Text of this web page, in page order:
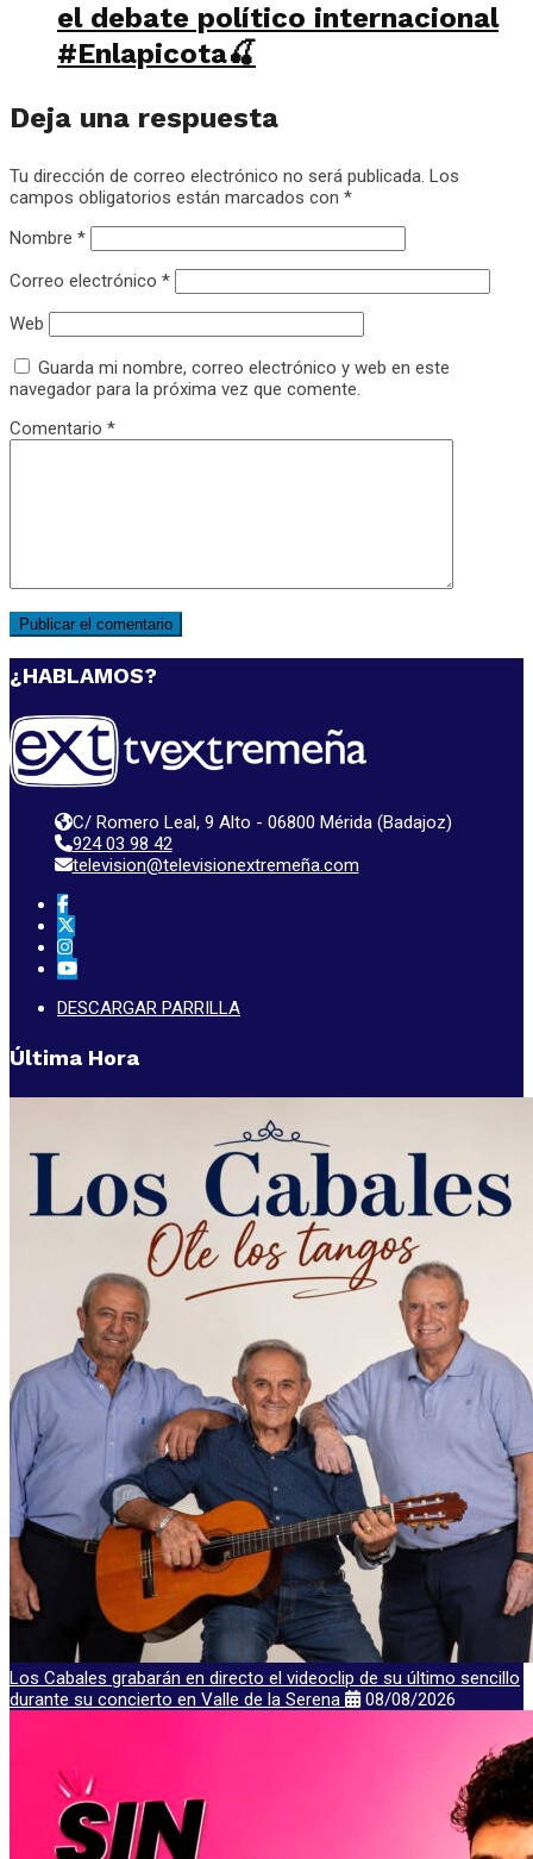
el debate político internacional
#Enlapicota🍒
Deja una respuesta
Tu dirección de correo electrónico no será publicada. Los
campos obligatorios están marcados con *
Nombre *
Correo electrónico *
Web
Guarda mi nombre, correo electrónico y web en este
navegador para la próxima vez que comente.
Comentario *
¿HABLAMOS?
C/ Romero Leal, 9 Alto - 06800 Mérida (Badajoz)
924 03 98 42
television@televisionextremeña.com
DESCARGAR PARRILLA
Última Hora
Los Cabales grabarán en directo el videoclip de su último sencillo
durante su concierto en Valle de la Serena
08/08/2026